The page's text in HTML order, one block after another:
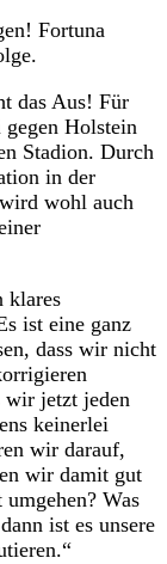
Fortuna
das Aus! Für
Holstein
Stadion. Durch
in der
wohl auch
klares
ist eine ganz
dass wir nicht
wir jetzt jeden
keinerlei
wir darauf,
wir damit gut
Was
ist es unsere